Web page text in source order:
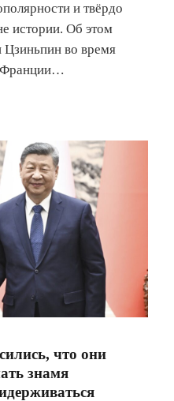
и твёрдо
истории. Об этом
Цзиньпин во время
Франции…
что они
знамя